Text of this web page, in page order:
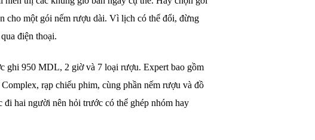
cho một gói nếm rượu dài. Vì lịch có thể đổi, đừng
điện thoại.
ghi 950 MDL, 2 giờ và 7 loại rượu. Expert bao gồm
rạp chiếu phim, cùng phần nếm rượu và đồ
hai người nên hỏi trước có thể ghép nhóm hay